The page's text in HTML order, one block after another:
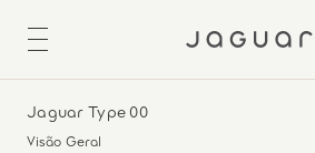
Jaguar Type 00
Visão Geral